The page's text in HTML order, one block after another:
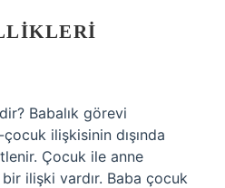
Babalık görevi
ilişkisinin dışında
Çocuk ile anne
ilişki vardır. Baba çocuk